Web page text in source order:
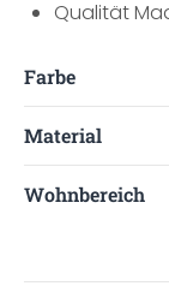
Qualität
Farbe
Material
Wohnbereich